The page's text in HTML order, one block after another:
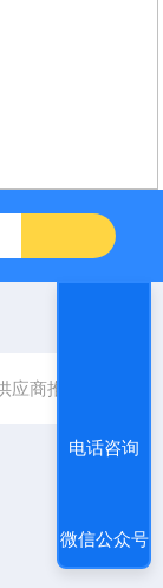
外除颤仪 FRX （
商推荐
电话咨询
微信公众号